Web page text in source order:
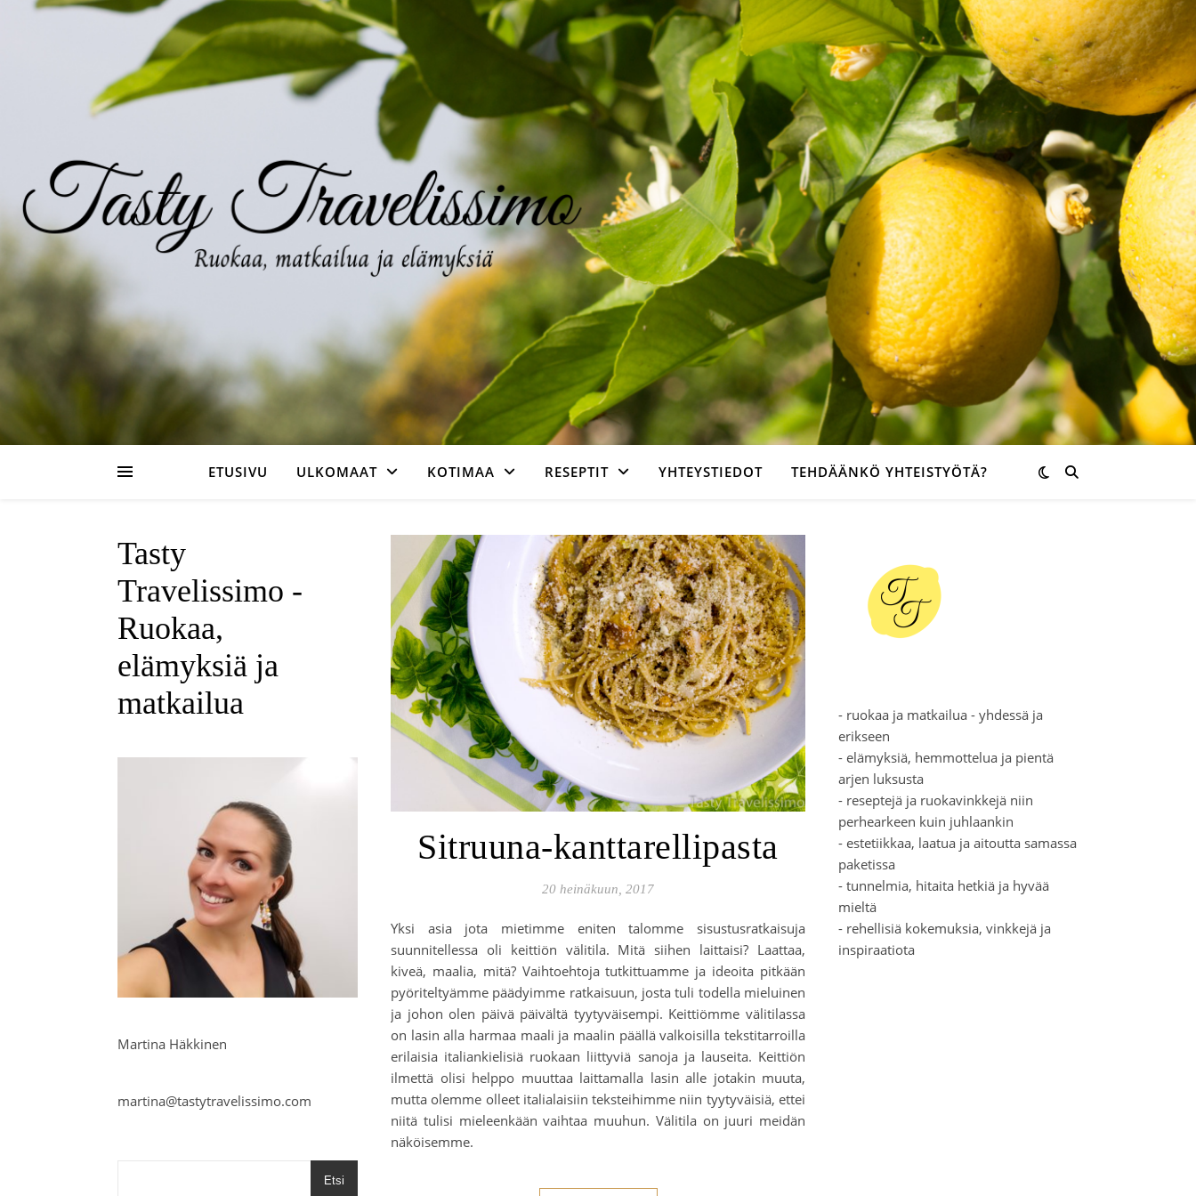
ETUSIVU ULKOMAAT KOTIMAA RESEPTIT YHTEYSTIEDOT TEHDÄÄNKÖ YHTEISTYÖTÄ?
Tasty
Travelissimo -
Ruokaa,
elämyksiä ja
matkailua
Martina Häkkinen
martina@tastytravelissimo.com
Etsi
Sitruuna-kanttarellipasta
20 heinäkuun, 2017
Yksi asia jota mietimme eniten talomme sisustusratkaisuja
suunnitellessa oli keittiön välitila. Mitä siihen laittaisi? Laattaa,
kiveä, maalia, mitä? Vaihtoehtoja tutkittuamme ja ideoita pitkään
pyöriteltyämme päädyimme ratkaisuun, josta tuli todella mieluinen
ja johon olen päivä päivältä tyytyväisempi. Keittiömme välitilassa
on lasin alla harmaa maali ja maalin päällä valkoisilla tekstitarroilla
erilaisia italiankielisiä ruokaan liittyviä sanoja ja lauseita. Keittiön
ilmettä olisi helppo muuttaa laittamalla lasin alle jotakin muuta,
mutta olemme olleet italialaisiin teksteihimme niin tyytyväisiä, ettei
niitä tulisi mieleenkään vaihtaa muuhun. Välitila on juuri meidän
näköisemme.
- ruokaa ja matkailua - yhdessä ja
erikseen
- elämyksiä, hemmottelua ja pientä
arjen luksusta
- reseptejä ja ruokavinkkejä niin
perhearkeen kuin juhlaankin
- estetiikkaa, laatua ja aitoutta samassa
paketissa
- tunnelmia, hitaita hetkiä ja hyvää
mieltä
- rehellisiä kokemuksia, vinkkejä ja
inspiraatiota